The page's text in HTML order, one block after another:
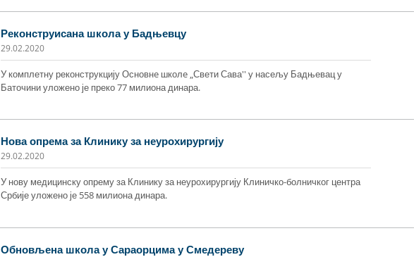
Реконструисана школа у Бадњевцу
29.02.2020
У комплетну реконструкцију Основнe школe „Свети Сава'' у насељу Бадњевац у
Баточини уложено је преко 77 милиона динара.
Нова опрема за Клинику за неурохирургију
29.02.2020
У нову медицинску опрему за Клинику за неурохирургију Клиничко-болничког центра
Србије уложено је 558 милиона динара.
Обновљена школа у Сараорцима у Смедереву